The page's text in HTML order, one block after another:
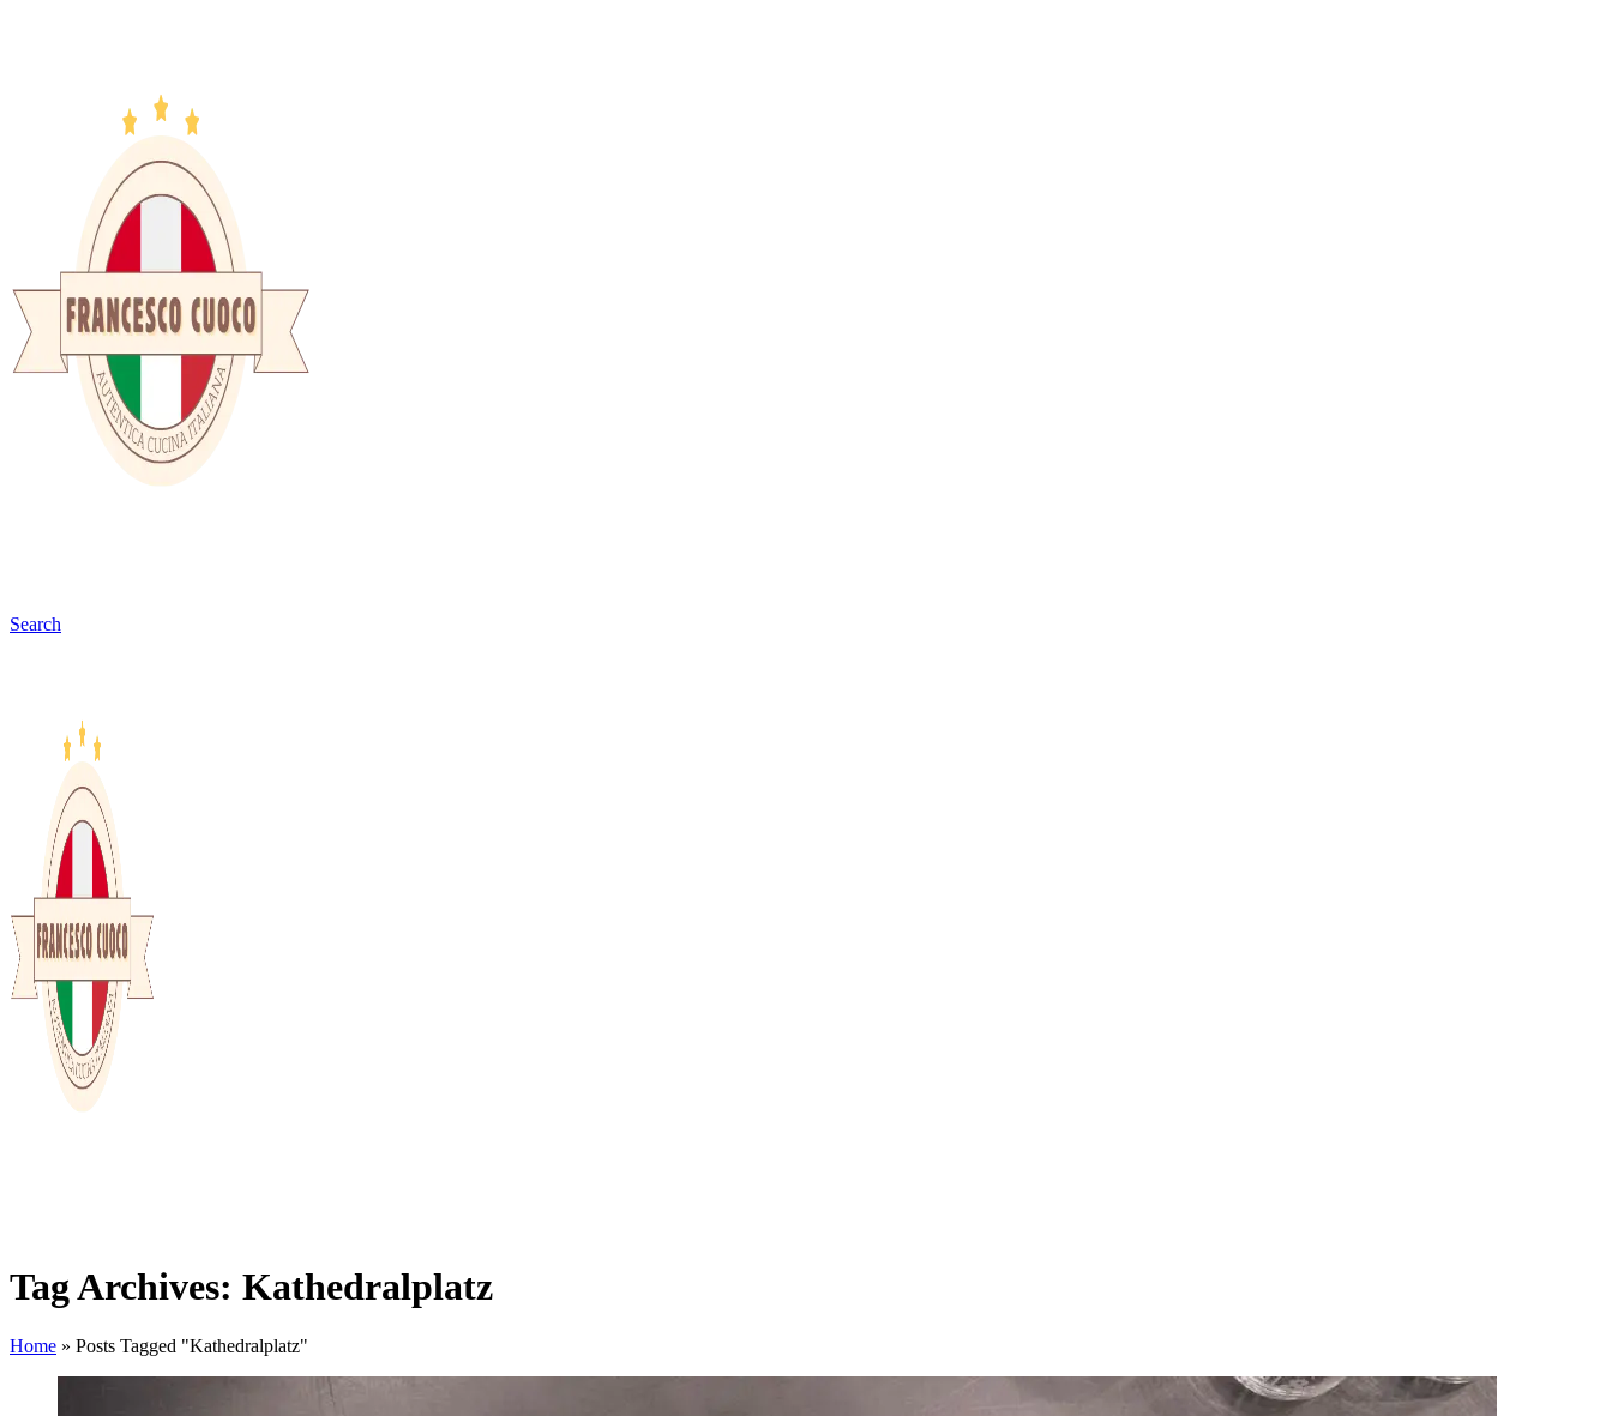
Search
Tag Archives: Kathedralplatz
Home » Posts Tagged "Kathedralplatz"